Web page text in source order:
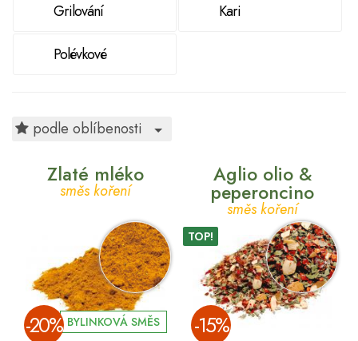
Grilování Kari
Polévkové
podle oblíbenosti Toggle Dropdown
Zlaté mléko
směs koření
BYLINKOVÁ SMĚS
­-20%
Aglio olio &
peperoncino
směs koření
TOP!
­-15%